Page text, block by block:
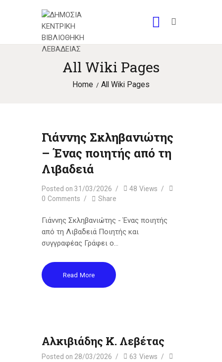
All Wiki Pages
Home All Wiki Pages
Γιάννης Σκληβανιώτης
– Ένας ποιητής από τη
Λιβαδειά
Posted on 31/03/2026 48 Views
0 Comments Share
Γιάννης Σκληβανιώτης - Ένας ποιητής
από τη Λιβαδειά Ποιητής και
συγγραφέας Γράφει ο…
Read More
Αλκιβιάδης Κ. Λεβέτας
Posted on 28/03/2026 63 Views